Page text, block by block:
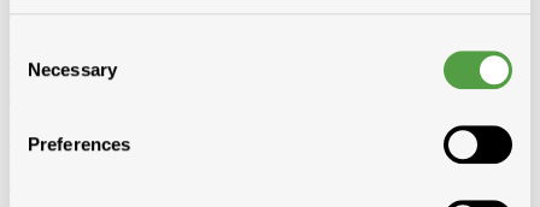
Selection
Necessary
Preferences
Traîtées
Meranti